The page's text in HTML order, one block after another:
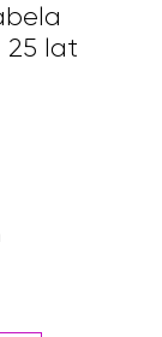
25 lat